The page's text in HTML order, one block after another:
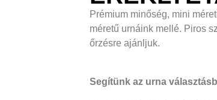
Prémium minőség, mini
méretű urnáink mellé. Piros
őrzésre ajánljuk.
Segítünk az urna